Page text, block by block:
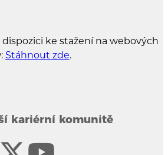
ke stažení na webových
Stáhnout zde.
kariérní komunitě